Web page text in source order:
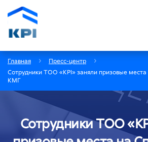
Главная
Пресс-центр
Сотрудники ТОО «KPI» заняли призовые
КМГ
Сотрудники ТОО